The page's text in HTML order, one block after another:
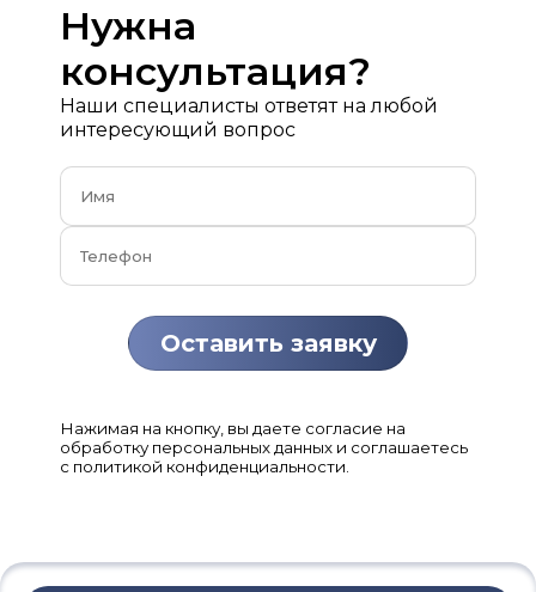
Нужна
консультация?
Наши специалисты ответят на любой
интересующий вопрос
Нажимая на кнопку, вы даете согласие на
обработку персональных данных и соглашаетесь
с политикой конфиденциальности.